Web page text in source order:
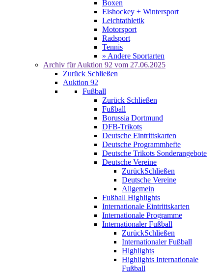
Boxen
Eishockey + Wintersport
Leichtathletik
Motorsport
Radsport
Tennis
» Andere Sportarten
Archiv für Auktion 92 vom 27.06.2025
Zurück Schließen
Auktion 92
Fußball
Zurück Schließen
Fußball
Borussia Dortmund
DFB-Trikots
Deutsche Eintrittskarten
Deutsche Programmhefte
Deutsche Trikots Sonderangebote
Deutsche Vereine
ZurückSchließen
Deutsche Vereine
Allgemein
Fußball Highlights
Internationale Eintrittskarten
Internationale Programme
Internationaler Fußball
ZurückSchließen
Internationaler Fußball
Highlights
Highlights Internationale
Fußball